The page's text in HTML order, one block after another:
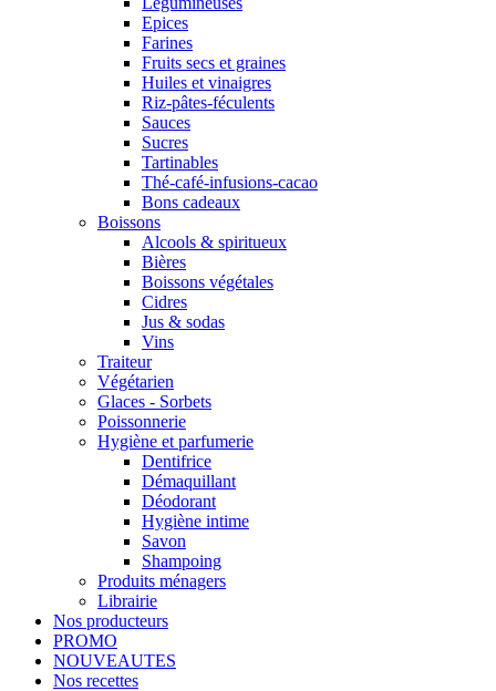
Epices
Farines
Fruits secs et graines
Huiles et vinaigres
Riz-pâtes-féculents
Sauces
Sucres
Tartinables
Thé-café-infusions-cacao
Bons cadeaux
Boissons
Alcools & spiritueux
Bières
Boissons végétales
Cidres
Jus & sodas
Vins
Traiteur
Végétarien
Glaces - Sorbets
Poissonnerie
Hygiène et parfumerie
Dentifrice
Démaquillant
Déodorant
Hygiène intime
Savon
Shampoing
Produits ménagers
Librairie
Nos producteurs
PROMO
NOUVEAUTES
Nos recettes